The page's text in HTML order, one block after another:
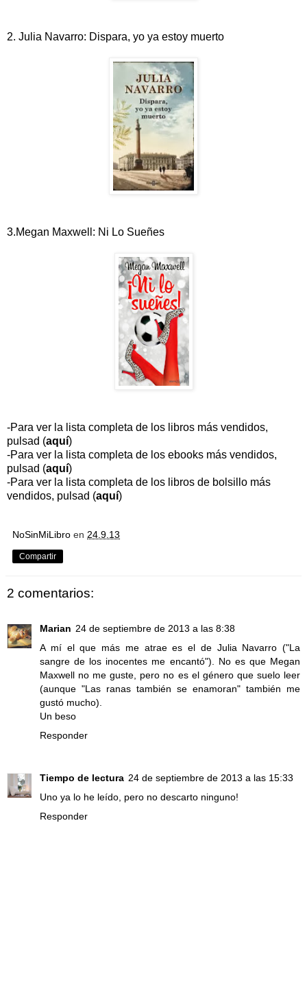
2. Julia Navarro: Dispara, yo ya estoy muerto
3.Megan Maxwell: Ni Lo Sueñes
-Para ver la lista completa de los libros más vendidos,
pulsad (aquí)
-Para ver la lista completa de los ebooks más vendidos,
pulsad (aquí)
-Para ver la lista completa de los libros de bolsillo más
vendidos, pulsad (aquí)
NoSinMiLibro en 24.9.13
Compartir
2 comentarios:
Marian 24 de septiembre de 2013 a las 8:38
A mí el que más me atrae es el de Julia Navarro ("La
sangre de los inocentes me encantó"). No es que Megan
Maxwell no me guste, pero no es el género que suelo leer
(aunque "Las ranas también se enamoran" también me
gustó mucho).
Un beso
Responder
Tiempo de lectura 24 de septiembre de 2013 a las 15:33
Uno ya lo he leído, pero no descarto ninguno!
Responder